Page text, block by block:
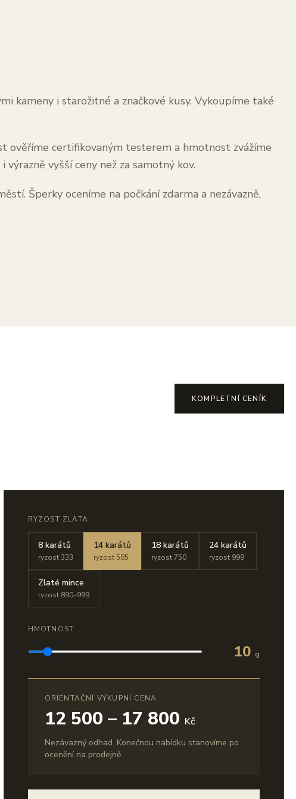
kameny i starožitné a značkové kusy. Vykoupíme také
ověříme certifikovaným testerem a hmotnost zvážíme
vyšší ceny než za samotný kov.
Šperky oceníme na počkání zdarma a nezávazně,
KOMPLETNÍ CENÍK
RYZOST ZLATA
8 karátů
ryzost 333
14 karátů
ryzost 585
18 karátů
ryzost 750
24 karátů
ryzost 999
Zlaté mince
ryzost 890–999
HMOTNOST
10 g
ORIENTAČNÍ VÝKUPNÍ CENA
12 500 – 17 800 Kč
Nezávazný odhad. Konečnou nabídku stanovíme po
ocenění na prodejně.